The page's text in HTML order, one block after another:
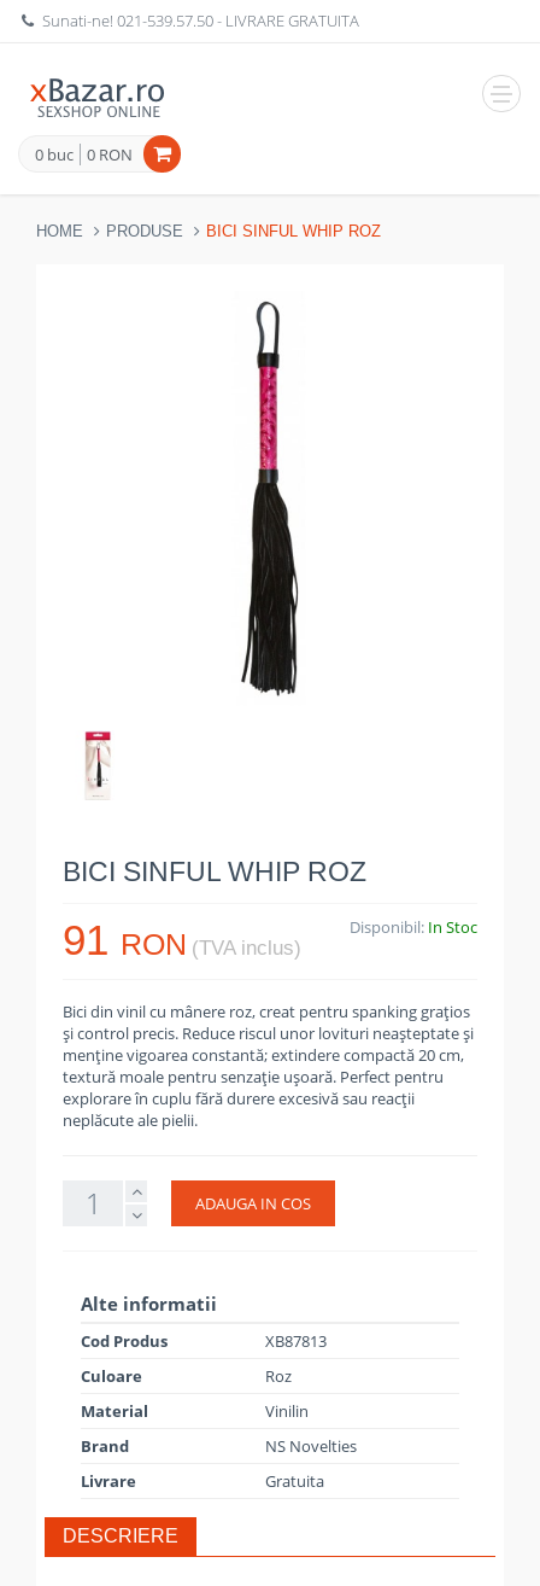
Sunati-ne!021-539.57.50- LIVRARE GRATUITA
0 buc 0 RON
HOME PRODUSE BICI SINFUL WHIP ROZ
BICI SINFUL WHIP ROZ
91 RON (TVA inclus)
Disponibil: In Stoc
Bici din vinil cu mânere roz, creat pentru spanking grațios
și control precis. Reduce riscul unor lovituri neașteptate și
menține vigoarea constantă; extindere compactă 20 cm,
textură moale pentru senzație ușoară. Perfect pentru
explorare în cuplu fără durere excesivă sau reacții
neplăcute ale pielii.
ADAUGA IN COS
Alte informatii
Cod Produs
XB87813
Culoare
Roz
Material
Vinilin
Brand
NS Novelties
Livrare
Gratuita
DESCRIERE